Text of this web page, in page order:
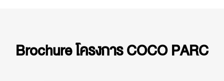
คนสามารถมาค้นพบชีวตวิธีใหม่ไปพร้อม
กับการสร้างความสุขที่ไม่สิ้นสุดกับ
Brochure โครงการ COCO PARC